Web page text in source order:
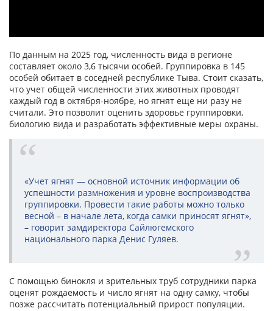
По данным на 2025 год, численность вида в регионе
составляет около 3,6 тысячи особей. Группировка в 145
особей обитает в соседней республике Тыва. Стоит сказать,
что учет общей численности этих животных проводят
каждый год в октября-ноябре, но ягнят еще ни разу не
считали. Это позволит оценить здоровье группировки,
биологию вида и разработать эффективные меры охраны.
«Учет ягнят — основной источник информации об
успешности размножения и уровне воспроизводства
группировки. Провести такие работы можно только
весной – в начале лета, когда самки приносят ягнят»,
– говорит замдиректора Сайлюгемского
национального парка Денис Гуляев.
С помощью бинокля и зрительных труб сотрудники парка
оценят рождаемость и число ягнят на одну самку, чтобы
позже рассчитать потенциальный прирост популяции.